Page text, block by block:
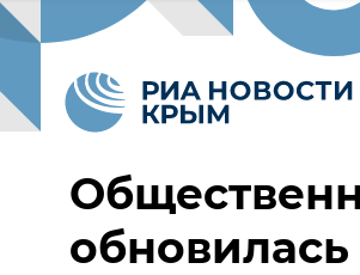
обновилась